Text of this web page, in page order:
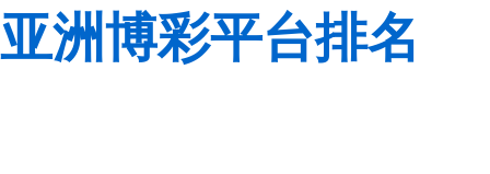
亚洲博彩平台排名